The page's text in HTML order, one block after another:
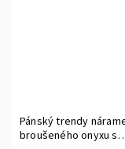
Pánský trendy
broušeného onyxu s